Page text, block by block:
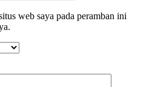
web saya pada peramban ini